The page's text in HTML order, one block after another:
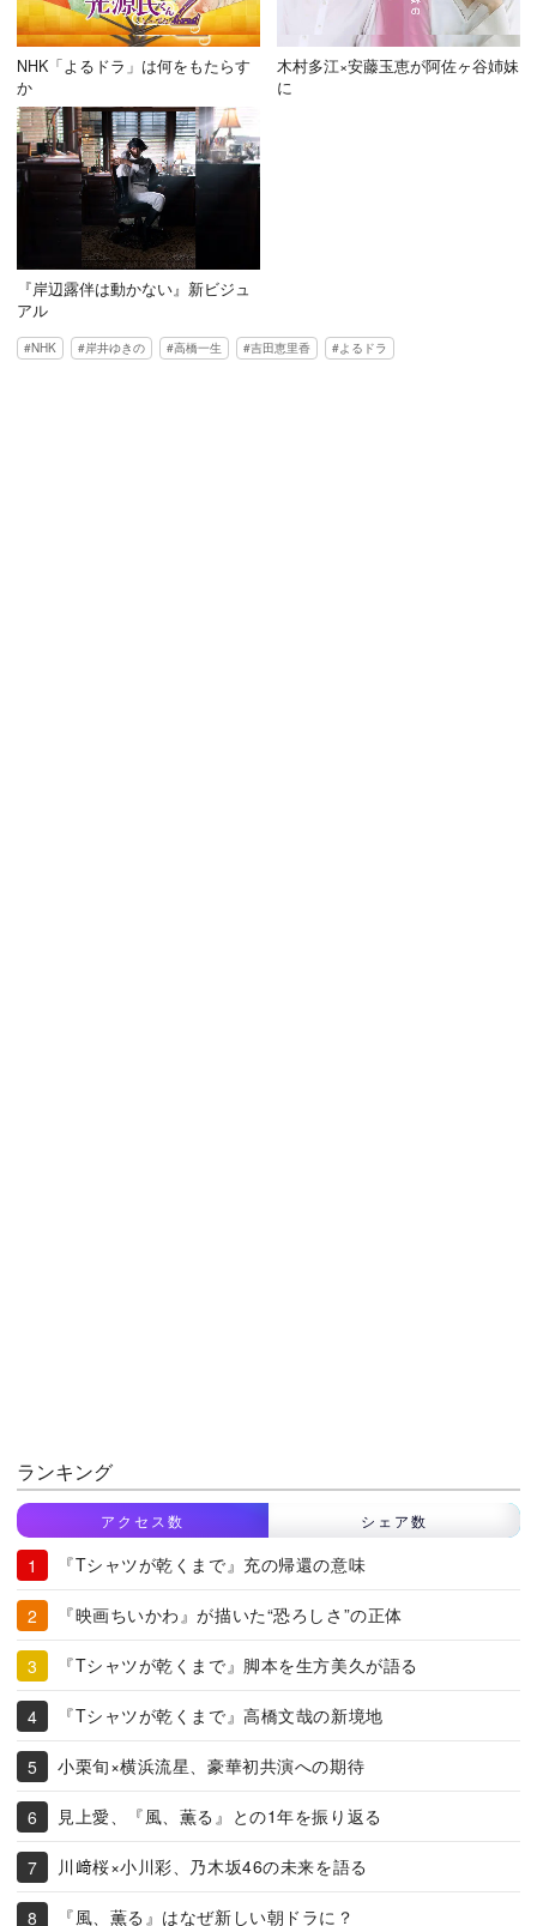
NHK「よるドラ」は何をもたらす
か
木村多江×安藤玉恵が阿佐ヶ谷姉妹
に
『岸辺露伴は動かない』新ビジュ
アル
NHK 岸井ゆきの 高橋一生 吉田恵里香 よるドラ
ランキング
アクセス数 シェア数
『Tシャツが乾くまで』充の帰還の意味
『映画ちいかわ』が描いた“恐ろしさ”の正体
『Tシャツが乾くまで』脚本を生方美久が語る
『Tシャツが乾くまで』高橋文哉の新境地
小栗旬×横浜流星、豪華初共演への期待
見上愛、『風、薫る』との1年を振り返る
川﨑桜×小川彩、乃木坂46の未来を語る
『風、薫る』はなぜ新しい朝ドラに？